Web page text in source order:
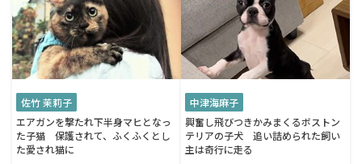
佐竹 茉莉子
エアガンを撃たれ下半身マヒとなっ
た子猫 保護されて、ふくふくとし
た愛され猫に
中津海麻子
興奮し飛びつきかみまくるボストン
テリアの子犬 追い詰められた飼い
主は奇行に走る